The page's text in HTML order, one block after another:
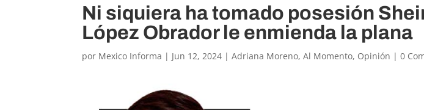
Ni siquiera ha tomado posesión
López Obrador le enmienda la plana
por Mexico Informa | Jun 12, 2024 |Adriana Moreno,Al Momento, Opinión |0